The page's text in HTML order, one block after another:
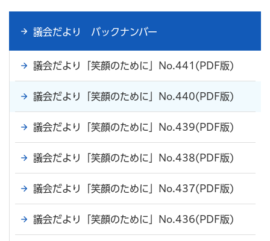
議会だより バックナンバー
議会だより「笑顔のために」No.441(PDF版)
議会だより「笑顔のために」No.440(PDF版)
議会だより「笑顔のために」No.439(PDF版)
議会だより「笑顔のために」No.438(PDF版)
議会だより「笑顔のために」No.437(PDF版)
議会だより「笑顔のために」No.436(PDF版)